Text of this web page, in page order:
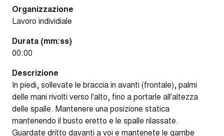
Organizzazione
Lavoro individiale
Durata (mm:ss)
00:00
Descrizione
In piedi, sollevate le braccia in avanti (frontale), palmi
delle mani rivolti verso l'alto, fino a portarle all'altezza
delle spalle. Mantenere una posizione statica
mantenendo il busto eretto e le spalle rilassate.
Guardate dritto davanti a voi e mantenete le gambe